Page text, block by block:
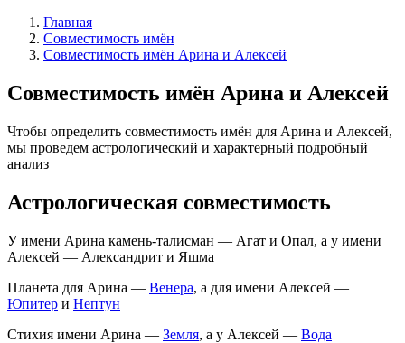
Главная
Совместимость имён
Совместимость имён Арина и Алексей
Совместимость имён Арина и Алексей
Чтобы определить совместимость имён для Арина и Алексей,
мы проведем астрологический и характерный подробный
анализ
Астрологическая совместимость
У имени Арина камень-талисман — Агат и Опал, а у имени
Алексей — Александрит и Яшма
Планета для Арина — Венера, а для имени Алексей —
Юпитер и Нептун
Стихия имени Арина — Земля, а у Алексей — Вода